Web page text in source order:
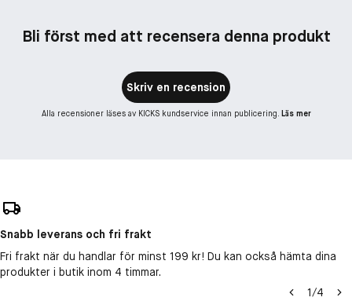
Bli först med att recensera denna produkt
Skriv en recension
Alla recensioner läses av KICKS kundservice innan publicering. Läs mer
Snabb leverans och fri frakt
Fri frakt när du handlar för minst 199 kr! Du kan också hämta dina
produkter i butik inom 4 timmar.
1/4